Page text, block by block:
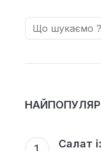
Search
Салат